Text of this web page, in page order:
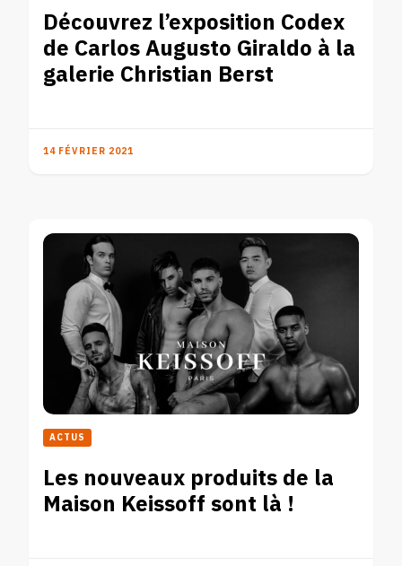
Découvrez l’exposition Codex
de Carlos Augusto Giraldo à la
galerie Christian Berst
14 FÉVRIER 2021
ACTUS
Les nouveaux produits de la
Maison Keissoff sont là !